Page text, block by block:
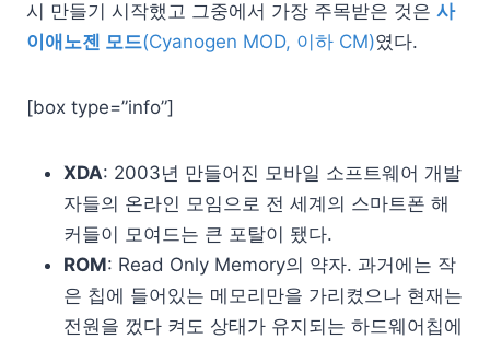
시 만들기 시작했고 그중에서 가장 주목받은 것은 사
이애노젠 모드(Cyanogen MOD, 이하 CM)였다.
[box type=”info”]
XDA: 2003년 만들어진 모바일 소프트웨어 개발
자들의 온라인 모임으로 전 세계의 스마트폰 해
커들이 모여드는 큰 포탈이 됐다.
ROM: Read Only Memory의 약자. 과거에는 작
은 칩에 들어있는 메모리만을 가리켰으나 현재는
전원을 껐다 켜도 상태가 유지되는 하드웨어칩에